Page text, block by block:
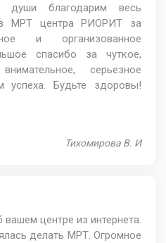
души благодарим весь
МРТ центра РИОРИТ за
и организованное
спасибо за чуткое,
серьезное
успеха. Будьте здоровы!
Тихомирова В. И
вашем центре из интернета.
делать МРТ. Огромное